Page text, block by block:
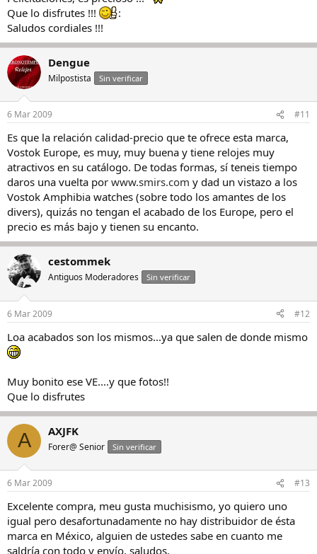
Que lo disfrutes !!!
:
Saludos cordiales !!!
Dengue
Milpostista Sin verificar
6 Mar 2009 #11
Es que la relación calidad-precio que te ofrece esta marca,
Vostok Europe, es muy, muy buena y tiene relojes muy
atractivos en su catálogo. De todas formas, sí teneis tiempo
daros una vuelta por www.smirs.com y dad un vistazo a los
Vostok Amphibia watches (sobre todo los amantes de los
divers), quizás no tengan el acabado de los Europe, pero el
precio es más bajo y tienen su encanto.
cestommek
Antiguos Moderadores Sin verificar
6 Mar 2009 #12
Loa acabados son los mismos...ya que salen de donde mismo
Muy bonito ese VE....y que fotos!!
Que lo disfrutes
A AXJFK
Forer@ Senior Sin verificar
6 Mar 2009 #13
Excelente compra, meu gusta muchisismo, yo quiero uno
igual pero desafortunadamente no hay distribuidor de ésta
marca en México, alguien de ustedes sabe en cuanto me
saldría con todo y envío, saludos.